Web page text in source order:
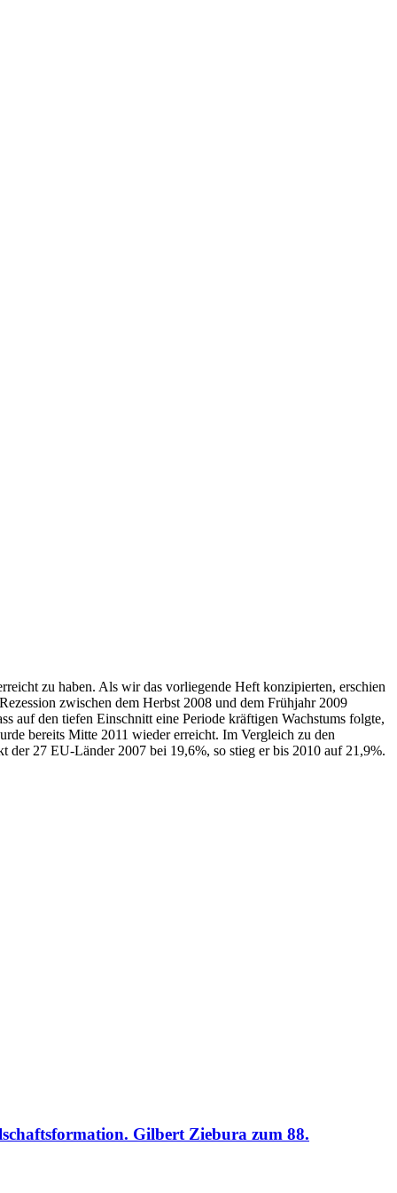
zu haben. Als wir das vorliegende Heft konzipierten, erschien
zwischen dem Herbst 2008 und dem Frühjahr 2009
auf den tiefen Einschnitt eine Periode kräftigen Wachstums folgte,
bereits Mitte 2011 wieder erreicht. Im Vergleich zu den
der 27 EU-Länder 2007 bei 19,6%, so stieg er bis 2010 auf 21,9%.
Gilbert Ziebura zum 88.